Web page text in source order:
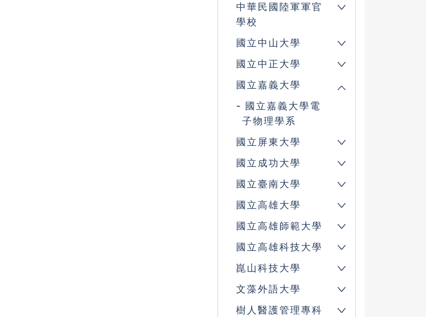
中華民國陸軍軍官
學校
國立中山大學
國立中正大學
國立嘉義大學
國立嘉義大學電
子物理學系
國立屏東大學
國立成功大學
國立臺南大學
國立高雄大學
國立高雄師範大學
國立高雄科技大學
崑山科技大學
文藻外語大學
樹人醫護管理專科